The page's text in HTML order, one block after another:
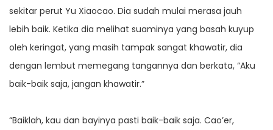
sekitar perut Yu Xiaocao. Dia sudah mulai merasa jauh
lebih baik. Ketika dia melihat suaminya yang basah kuyup
oleh keringat, yang masih tampak sangat khawatir, dia
dengan lembut memegang tangannya dan berkata, “Aku
baik-baik saja, jangan khawatir.”
“Baiklah, kau dan bayinya pasti baik-baik saja. Cao’er,